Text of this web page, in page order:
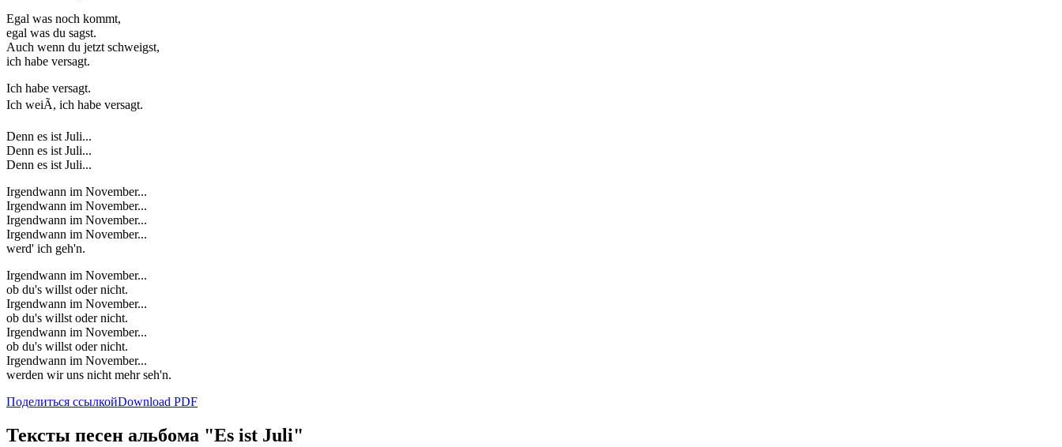
Egal was noch kommt,
egal was du sagst.
Auch wenn du jetzt schweigst,
ich habe versagt.
Ich habe versagt.
Ich weiÃ, ich habe versagt.
Denn es ist Juli...
Denn es ist Juli...
Denn es ist Juli...
Irgendwann im November...
Irgendwann im November...
Irgendwann im November...
Irgendwann im November...
werd' ich geh'n.
Irgendwann im November...
ob du's willst oder nicht.
Irgendwann im November...
ob du's willst oder nicht.
Irgendwann im November...
ob du's willst oder nicht.
Irgendwann im November...
werden wir uns nicht mehr seh'n.
Поделиться ссылкойDownload PDF
Тексты песен альбома "Es ist Juli"